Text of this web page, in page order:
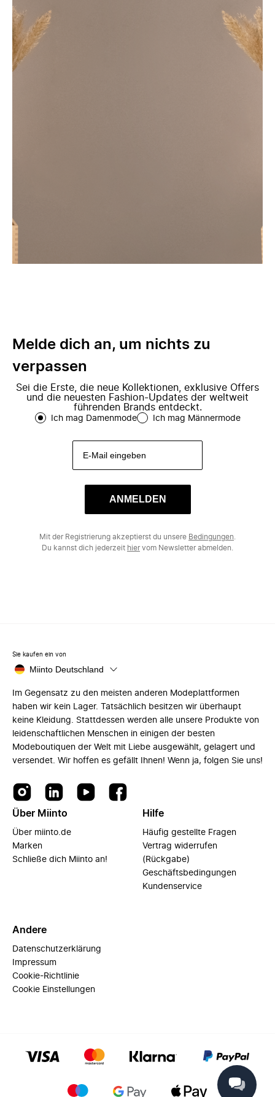
Melde dich an, um nichts zu
verpassen
Sei die Erste, die neue Kollektionen, exklusive Offers
und die neuesten Fashion-Updates der weltweit
führenden Brands entdeckt.
Ich mag Damenmode Ich mag Männermode
ANMELDEN
Mit der Registrierung akzeptierst du unsere Bedingungen
Du kannst dich jederzeit hiervom Newsletter abmelden.
Sie kaufen ein von
Miinto Deutschland
Im Gegensatz zu den meisten anderen Modeplattformen
haben wir kein Lager. Tatsächlich besitzen wir überhaupt
keine Kleidung. Stattdessen werden alle unsere Produkte von
leidenschaftlichen Menschen in einigen der besten
Modeboutiquen der Welt mit Liebe ausgewählt, gelagert und
versendet. Wir hoffen es gefällt Ihnen! Wenn ja, folgen Sie uns!
Über Miinto
Über miinto.de
Marken
Schließe dich Miinto an!
Hilfe
Häufig gestellte Fragen
Vertrag widerrufen
(Rückgabe)
Geschäftsbedingungen
Kundenservice
Andere
Datenschutzerklärung
Impressum
Cookie-Richtlinie
Cookie Einstellungen